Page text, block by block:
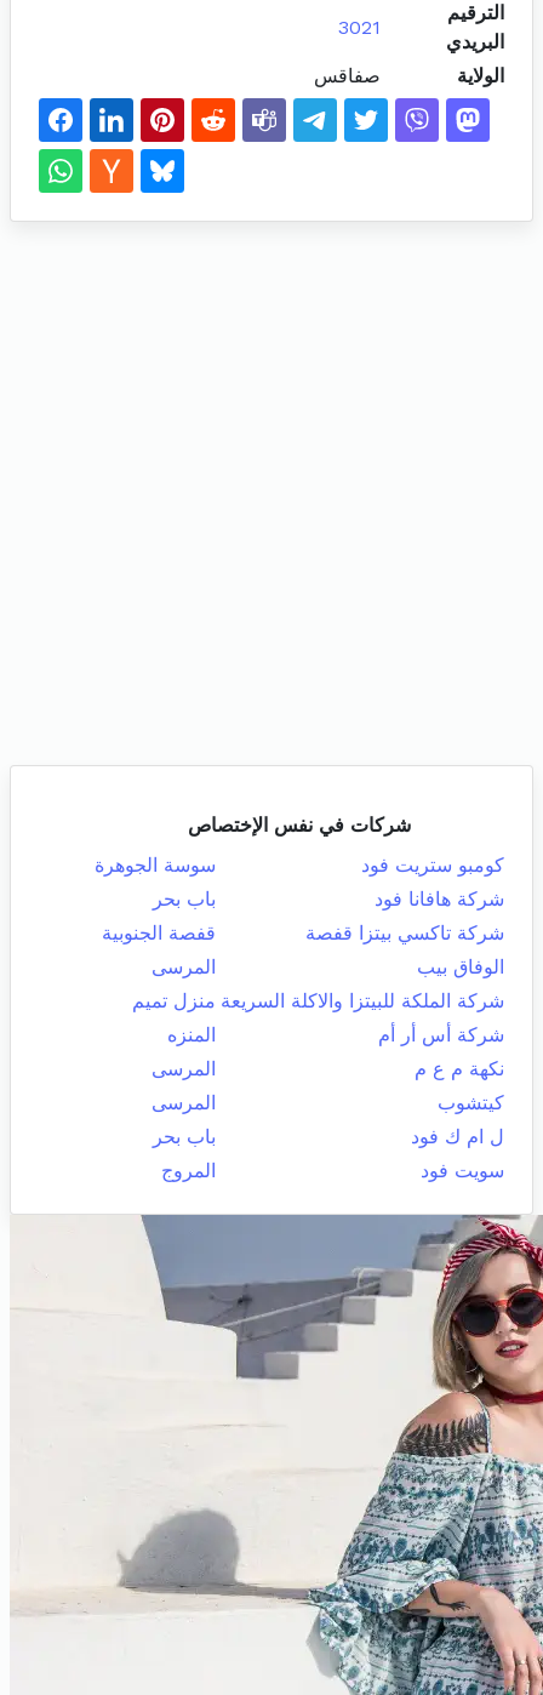
الترقيم
البريدي
3021
الولاية صفاقس
شركات في نفس الإختصاص
كومبو ستريت فود
سوسة الجوهرة
شركة هافانا فود
باب بحر
شركة تاكسي بيتزا قفصة
قفصة الجنوبية
الوفاق بيب
المرسى
شركة الملكة للبيتزا والاكلة السريعة منزل تميم
شركة أس أر أم
المنزه
نكهة م ع م
المرسى
كيتشوب
المرسى
ل ام ك فود
باب بحر
سويت فود
المروج